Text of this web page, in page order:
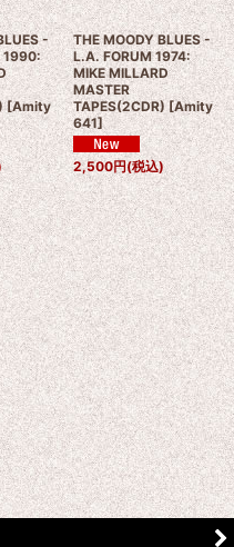
-
1990:
[Amity
THE MOODY BLUES -
L.A. FORUM 1974:
MIKE MILLARD
MASTER
TAPES(2CDR) [Amity
641]
2,500円(税込)